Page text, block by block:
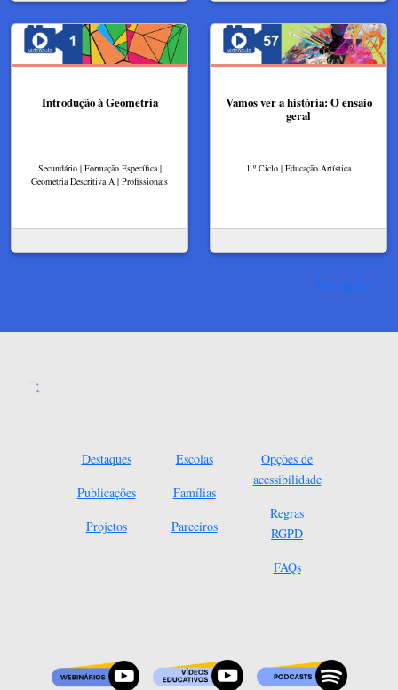
Introdução à Geometria
Secundário | Formação Específica |
Geometria Descritiva A | Profissionais
Vamos ver a história: O ensaio
geral
1.º Ciclo | Educação Artística
Ver mais
Destaques
Publicações
Projetos
Escolas
Famílias
Parceiros
Opções de
acessibilidade
Regras
RGPD
FAQs